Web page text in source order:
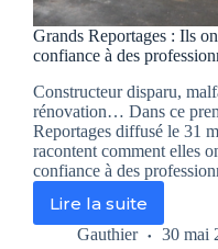
Grands Reportages : Ils
confiance à des
Constructeur disparu,
rénovation… Dans ce
Reportages diffusé le 31
racontent comment elles
confiance à des
Lire la suite
Grands
Reportages
Gauthier 30 mai